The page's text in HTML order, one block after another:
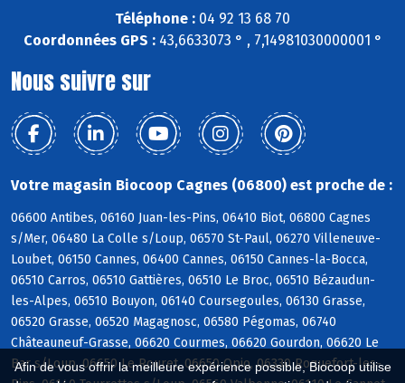
Afin de vous offrir la meilleure expérience possible, Biocoop utilise
Téléphone : 04 92 13 68 70
Coordonnées GPS :43,6633073 ° , 7,14981030000001 °
Nous suivre sur
Votre magasin Biocoop Cagnes (06800) est proche de :
06600 Antibes, 06160 Juan-les-Pins, 06410 Biot, 06800 Cagnes
s/Mer, 06480 La Colle s/Loup, 06570 St-Paul, 06270 Villeneuve-
Loubet, 06150 Cannes, 06400 Cannes, 06150 Cannes-la-Bocca,
06510 Carros, 06510 Gattières, 06510 Le Broc, 06510 Bézaudun-
les-Alpes, 06510 Bouyon, 06140 Coursegoules, 06130 Grasse,
06520 Grasse, 06520 Magagnosc, 06580 Pégomas, 06740
Châteauneuf-Grasse, 06620 Courmes, 06620 Gourdon, 06620 Le
Bar s/Loup, 06650 Le Rouret, 06650 Opio, 06330 Roquefort-les-